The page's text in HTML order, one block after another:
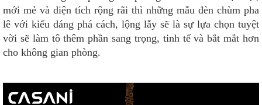
mới mẻ và diện tích rộng rãi thì những mẫu đèn chùm pha
lê với kiểu dáng phá cách, lộng lẫy sẽ là sự lựa chọn tuyệt
vời sẽ làm tô thêm phần sang trọng, tinh tế và bắt mắt hơn
cho không gian phòng.